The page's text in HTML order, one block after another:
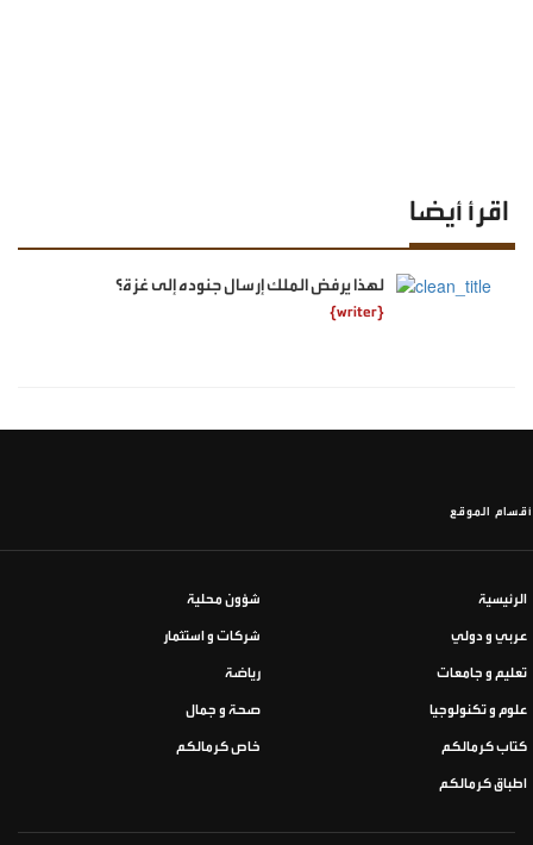
اقرأ أيضا
لهذا يرفض الملك إرسال جنوده إلى غزة؟
{writer}
أقسام الموقع
الرئيسية شؤون محلية
عربي و دولي شركات و استثمار
تعليم و جامعات رياضة
علوم و تكنولوجيا صحة و جمال
كتاب كرمالكم خاص كرمالكم
اطباق كرمالكم